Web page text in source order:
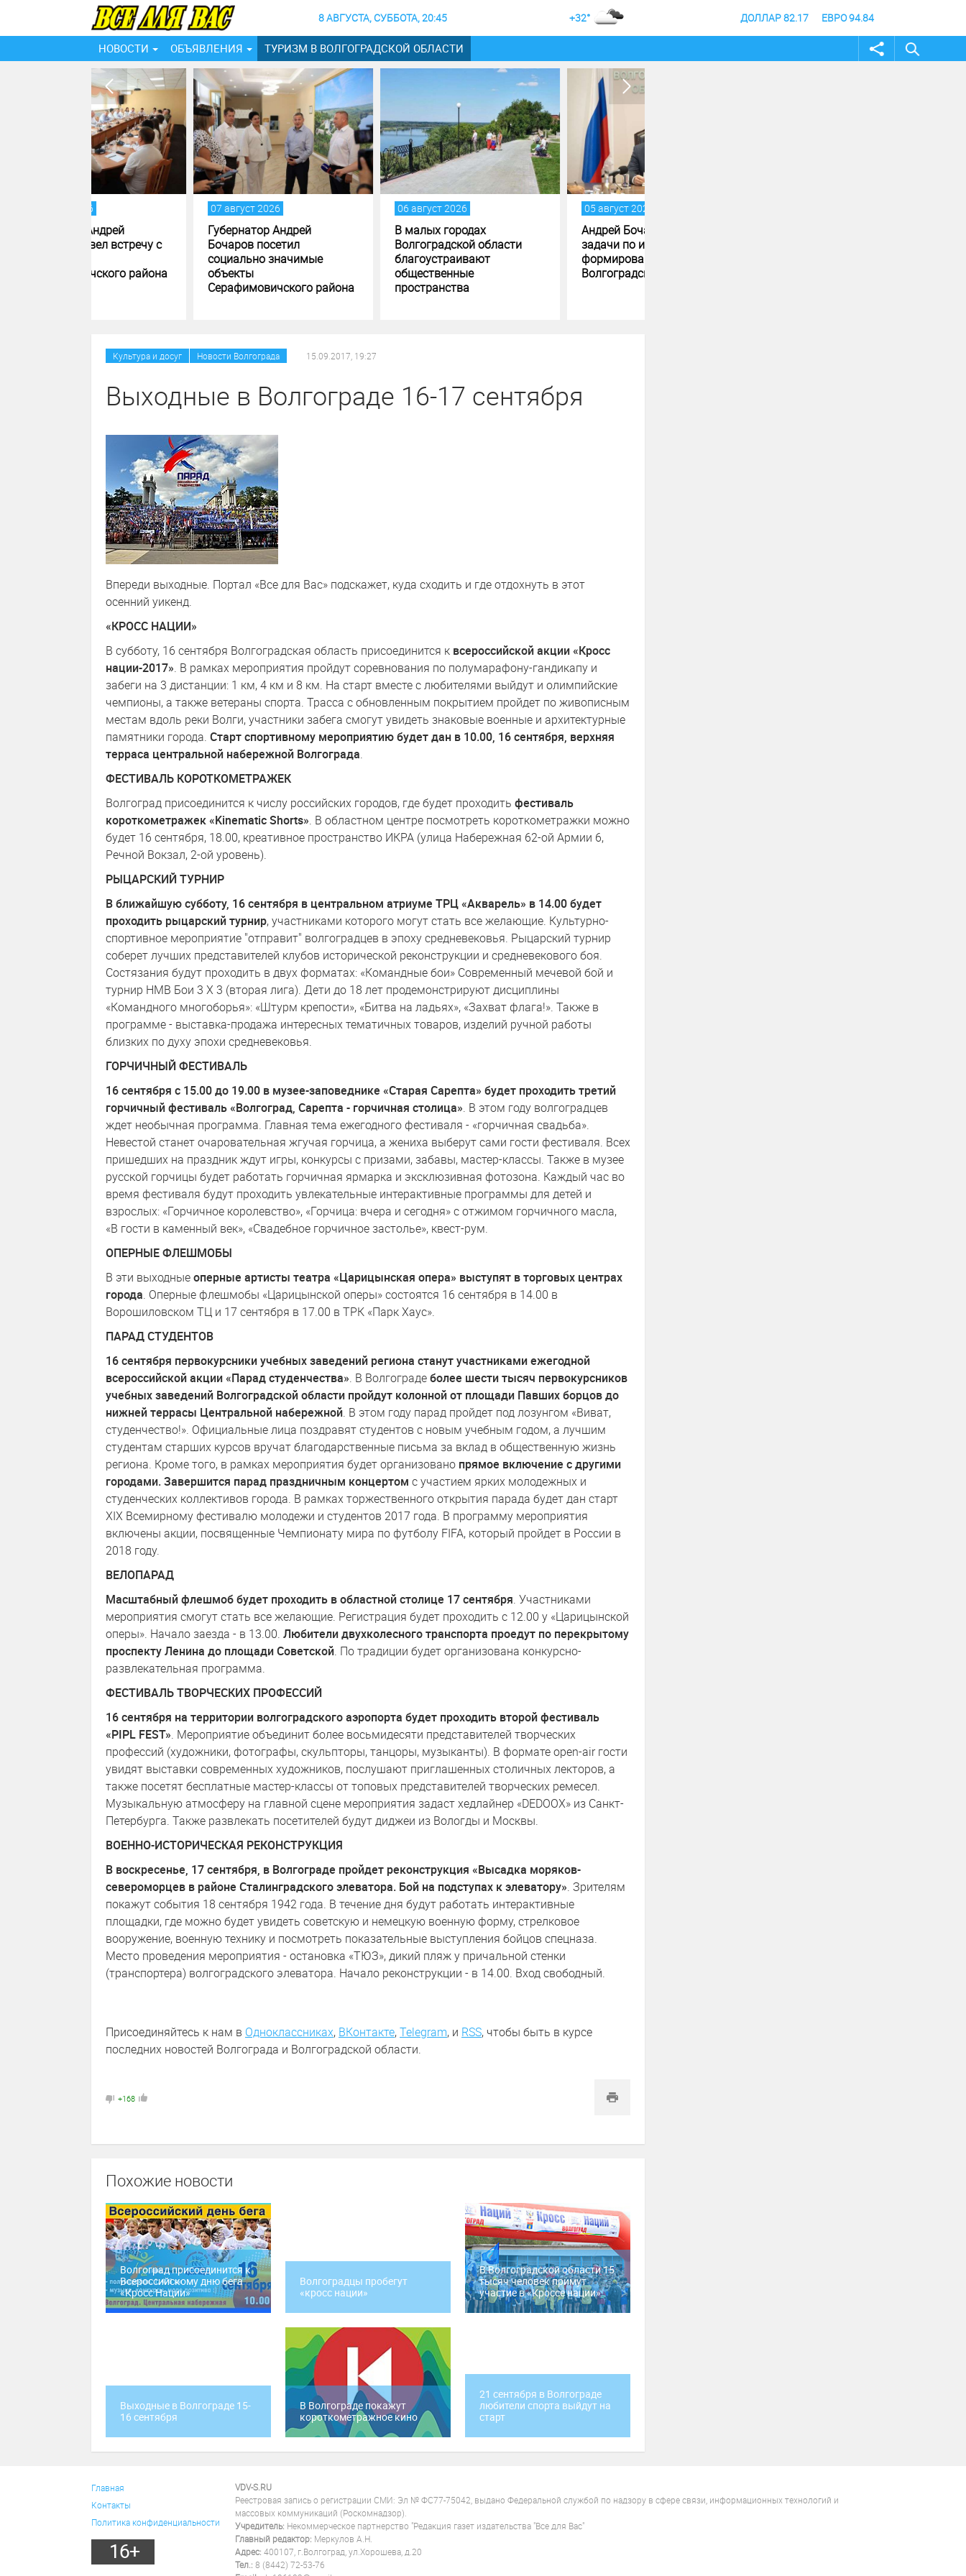
8 АВГУСТА, СУББОТА, 20:45 +32° ДОЛЛАР 82.17 ЕВРО 94.84
НОВОСТИ ОБЪЯВЛЕНИЯ ТУРИЗМ В ВОЛГОГРАДСКОЙ ОБЛАСТИ
Губернатор Андрей
Бочаров посетил
социально значимые
объекты
Серафимовичского района
В малых городах
Волгоградской области
благоустраивают
пространства
Андрей Бочаров поставил
задачи по исполнению и
формированию бюджета
Волгоградской области
Культура и досуг Новости Волгограда 15.09.2017, 19:27
Выходные в Волгограде 16-17 сентября
Впереди выходные. Портал «Все для Вас» подскажет, куда сходить и где отдохнуть в этот
осенний уикенд.
«КРОСС НАЦИИ»
В субботу, 16 сентября Волгоградская область присоединится к всероссийской акции «Кросс
нации-2017». В рамках мероприятия пройдут соревнования по полумарафону-гандикапу и
забеги на 3 дистанции: 1 км, 4 км и 8 км. На старт вместе с любителями выйдут и олимпийские
чемпионы, а также ветераны спорта. Трасса c обновленным покрытием пройдет по живописным
местам вдоль реки Волги, участники забега смогут увидеть знаковые военные и архитектурные
памятники города. Старт спортивному мероприятию будет дан в 10.00, 16 сентября, верхняя
терраса центральной набережной Волгограда.
ФЕСТИВАЛЬ КОРОТКОМЕТРАЖЕК
Волгоград присоединится к числу российских городов, где будет проходить фестиваль
короткометражек «Kinematic Shorts». В областном центре посмотреть короткометражки можно
будет 16 сентября, 18.00, креативное пространство ИКРА (улица Набережная 62-ой Армии 6,
Речной Вокзал, 2-ой уровень).
РЫЦАРСКИЙ ТУРНИР
В ближайшую субботу, 16 сентября в центральном атриуме ТРЦ «Акварель» в 14.00 будет
проходить рыцарский турнир, участниками которого могут стать все желающие. Культурно-
спортивное мероприятие "отправит" волгоградцев в эпоху средневековья. Рыцарский турнир
соберет лучших представителей клубов исторической реконструкции и средневекового боя.
Состязания будут проходить в двух форматах: «Командные бои» Современный мечевой бой и
турнир НМВ Бои 3 Х 3 (вторая лига). Дети до 18 лет продемонстрируют дисциплины
«Командного многоборья»: «Штурм крепости», «Битва на ладьях», «Захват флага!». Также в
программе - выставка-продажа интересных тематичных товаров, изделий ручной работы
близких по духу эпохи средневековья.
ГОРЧИЧНЫЙ ФЕСТИВАЛЬ
16 сентября с 15.00 до 19.00 в музее-заповеднике «Старая Сарепта» будет проходить третий
горчичный фестиваль «Волгоград, Сарепта - горчичная столица». В этом году волгоградцев
ждет необычная программа. Главная тема ежегодного фестиваля - «горчичная свадьба».
Невестой станет очаровательная жгучая горчица, а жениха выберут сами гости фестиваля. Всех
пришедших на праздник ждут игры, конкурсы с призами, забавы, мастер-классы. Также в музее
русской горчицы будет работать горчичная ярмарка и эксклюзивная фотозона. Каждый час во
время фестиваля будут проходить увлекательные интерактивные программы для детей и
взрослых: «Горчичное королевство», «Горчица: вчера и сегодня» с отжимом горчичного масла,
«В гости в каменный век», «Свадебное горчичное застолье», квест-рум.
ОПЕРНЫЕ ФЛЕШМОБЫ
В эти выходныеоперные артисты театра «Царицынская опера» выступят в торговых центрах
города. Оперные флешмобы «Царицынской оперы» состоятся 16 сентября в 14.00 в
Ворошиловском ТЦ и 17 сентября в 17.00 в ТРК «Парк Хаус».
ПАРАД СТУДЕНТОВ
16 сентября первокурсники учебных заведений региона станут участниками ежегодной
всероссийской акции «Парад студенчества». В Волгоградеболее шести тысяч первокурсников
учебных заведений Волгоградской области пройдут колонной от площади Павших борцов до
нижней террасы Центральной набережной. В этом году парад пройдет под лозунгом «Виват,
студенчество!». Официальные лица поздравят студентов с новым учебным годом, а лучшим
студентам старших курсов вручат благодарственные письма за вклад в общественную жизнь
региона. Кроме того, в рамках мероприятия будет организовано прямое включение с другими
городами. Завершится парад праздничным концертом с участием ярких молодежных и
студенческих коллективов города. В рамках торжественного открытия парада будет дан старт
XIX Всемирному фестивалю молодежи и студентов 2017 года. В программу мероприятия
включены акции, посвященные Чемпионату мира по футболу FIFA, который пройдет в России в
2018 году.
ВЕЛОПАРАД
Масштабный флешмоб будет проходить в областной столице 17 сентября. Участниками
мероприятия смогут стать все желающие. Регистрация будет проходить с 12.00 у «Царицынской
оперы». Начало заезда - в 13.00. Любители двухколесного транспорта проедут по перекрытому
проспекту Ленина до площади Советской. По традиции будет организована конкурсно-
развлекательная программа.
ФЕСТИВАЛЬ ТВОРЧЕСКИХ ПРОФЕССИЙ
16 сентября на территории волгоградского аэропорта будет проходить второй фестиваль
«PIPL FEST». Мероприятие объединит более восьмидесяти представителей творческих
профессий (художники, фотографы, скульпторы, танцоры, музыканты). В формате open-air гости
увидят выставки современных художников, послушают приглашенных столичных лекторов, а
также посетят бесплатные мастер-классы от топовых представителей творческих ремесел.
Музыкальную атмосферу на главной сцене мероприятия задаст хедлайнер «DEDOOX» из Санкт-
Петербурга. Также развлекать посетителей будут диджеи из Вологды и Москвы.
ВОЕННО-ИСТОРИЧЕСКАЯ РЕКОНСТРУКЦИЯ
В воскресенье, 17 сентября, в Волгограде пройдет реконструкция «Высадка моряков-
североморцев в районе Сталинградского элеватора. Бой на подступах к элеватору». Зрителям
покажут события 18 сентября 1942 года. В течение дня будут работать интерактивные
площадки, где можно будет увидеть советскую и немецкую военную форму, стрелковое
вооружение, военную технику и посмотреть показательные выступления бойцов спецназа.
Место проведения мероприятия - остановка «ТЮЗ», дикий пляж у причальной стенки
(транспортера) волгоградского элеватора. Начало реконструкции - в 14.00. Вход свободный.
Присоединяйтесь к нам в Одноклассниках, ВКонтакте,Telegram, и RSS, чтобы быть в курсе
последних новостей Волгограда и Волгоградской области.
+168
Похожие новости
Волгоград присоединится к
Всероссийскому дню бега
«Кросс Нации»
Волгоградцы пробегут
«кросс нации»
В Волгоградской области 15
тысяч человек примут
участие в «Кроссе нации»
Выходные в Волгограде 15-
16 сентября
В Волгограде покажут
короткометражное кино
21 сентября в Волгограде
любители спорта выйдут на
старт
Главная
Контакты
Политика конфиденциальности
16+
VDV-S.RU
Реестровая запись о регистрации СМИ: Эл № ФС77-75042, выдано Федеральной службой по надзору в сфере связи, информационных технологий и
массовых коммуникаций (Роскомнадзор).
Учредитель: Некоммерческое партнерство "Редакция газет издательства "Все для Вас"
Главный редактор: Меркулов А.Н.
Адрес: 400107, г.Волгоград, ул.Хорошева, д.20
Тел.: 8 (8442) 72-53-76